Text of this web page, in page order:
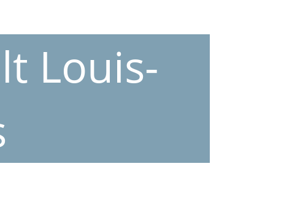
Louis-